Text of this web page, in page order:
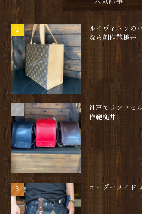
ルイヴィトンの
なら創作鞄槌井
神戸でランドセ
作鞄槌井
オーダーメイド